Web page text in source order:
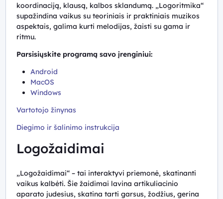
koordinaciją, klausą, kalbos sklandumą. „Logoritmika“
supažindina vaikus su teoriniais ir praktiniais muzikos
aspektais, galima kurti melodijas, žaisti su gama ir
ritmu.
Parsisiųskite programą savo įrenginiui:
Android
MacOS
Windows
Vartotojo žinynas
Diegimo ir šalinimo instrukcija
Logožaidimai
„Logožaidimai“ – tai interaktyvi priemonė, skatinanti
vaikus kalbėti. Šie žaidimai lavina artikuliacinio
aparato judesius, skatina tarti garsus, žodžius, gerina